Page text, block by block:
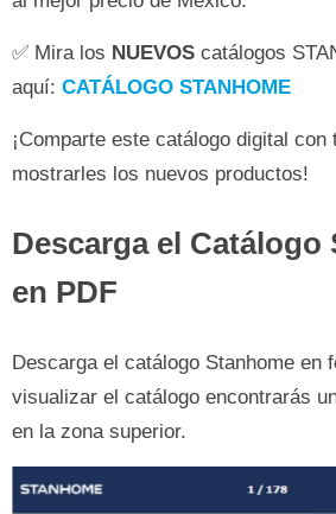
✅ Mira los NUEVOS catálogos
aquí: CATÁLOGO STANHOME
¡Comparte este catálogo digital
mostrarles los nuevos productos!
Descarga el Catálogo
en PDF
Descarga el catálogo Stanhome en
visualizar el catálogo encontrarás
en la zona superior.